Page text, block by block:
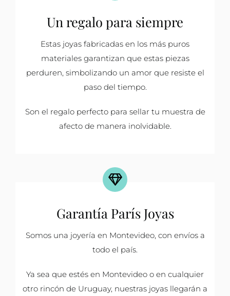
Un regalo para siempre
Estas joyas fabricadas en los más puros
materiales garantizan que estas piezas
perduren, simbolizando un amor que resiste el
paso del tiempo.
Son el regalo perfecto para sellar tu muestra de
afecto de manera inolvidable.
Garantía París Joyas
Somos una joyería en Montevideo, con envíos a
todo el país.
Ya sea que estés en Montevideo o en cualquier
otro rincón de Uruguay, nuestras joyas llegarán a